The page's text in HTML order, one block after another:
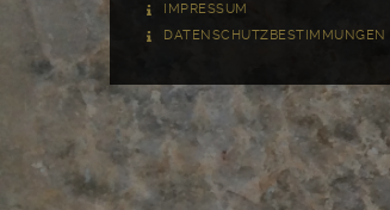
IMPRESSUM
DATENSCHUTZBESTIMMUNGEN